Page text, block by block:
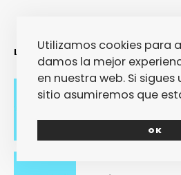
LO MÁS RECIENTE
Adiós con el
Utilizamos cookies para
damos la mejor
en nuestra web. Si
sitio asumiremos que
OK